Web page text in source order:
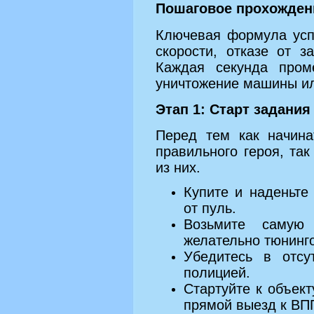
Пошаговое
Ключевая формула
скорости, отказе от
Каждая секунда
уничтожение машины
Этап 1: Старт задания
Перед тем как
правильного героя,
из них.
Купите и
от пуль.
Возьмите
желательно
Убедитесь в
полицией.
Стартуйте к
прямой выезд к